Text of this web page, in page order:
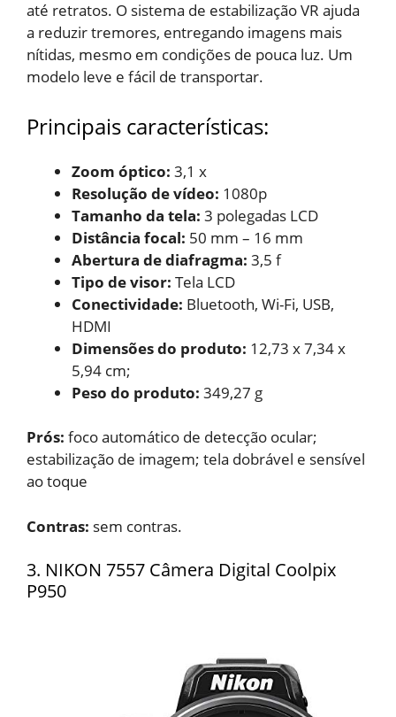
até retratos. O sistema de estabilização VR ajuda
a reduzir tremores, entregando imagens mais
nítidas, mesmo em condições de pouca luz. Um
modelo leve e fácil de transportar.
Principais características:
Zoom óptico: 3,1 x
Resolução de vídeo: 1080p
Tamanho da tela: 3 polegadas LCD
Distância focal: 50 mm – 16 mm
Abertura de diafragma: ‎ 3,5 f
Tipo de visor: Tela LCD
Conectividade: ‎Bluetooth, Wi-Fi, USB,
HDMI
Dimensões do produto: ‎ 12,73 x 7,34 x
5,94 cm;
Peso do produto: 349,27 g
Prós: foco automático de detecção ocular;
estabilização de imagem; tela dobrável e sensível
ao toque
Contras: sem contras.
3. NIKON 7557 Câmera Digital Coolpix
P950